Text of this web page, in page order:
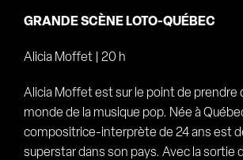
GRANDE SCÈNE LOTO-QUÉBEC
Alicia Moffet | 20 h
Alicia Moffet est sur le point de prendre
monde de la musique pop. Née à
compositrice-interprète de 24 ans est
superstar dans son pays. Avec la sortie